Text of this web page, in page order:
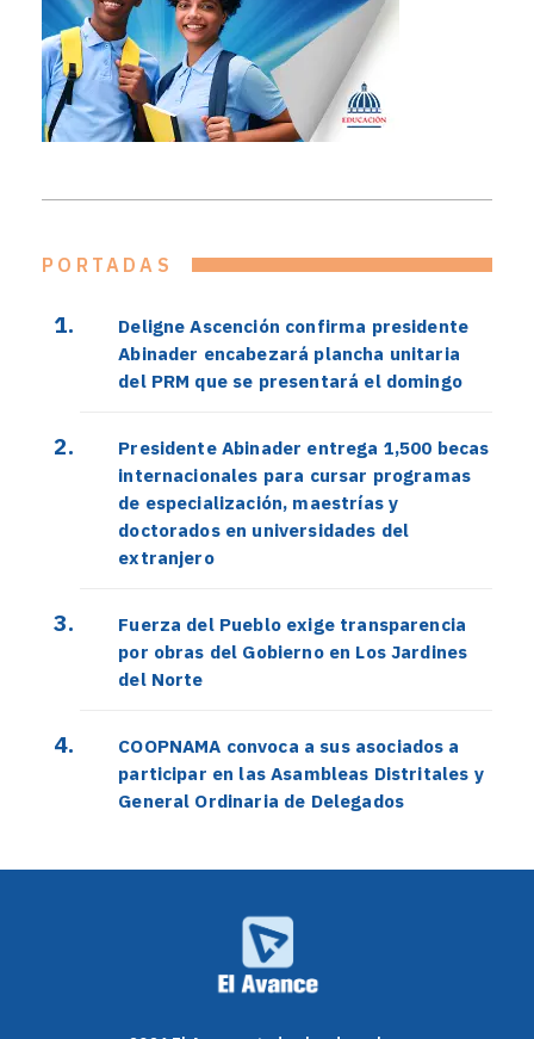
PORTADAS
Deligne Ascención confirma presidente
Abinader encabezará plancha unitaria
del PRM que se presentará el domingo
Presidente Abinader entrega 1,500 becas
internacionales para cursar programas
de especialización, maestrías y
doctorados en universidades del
extranjero
Fuerza del Pueblo exige transparencia
por obras del Gobierno en Los Jardines
del Norte
COOPNAMA convoca a sus asociados a
participar en las Asambleas Distritales y
General Ordinaria de Delegados